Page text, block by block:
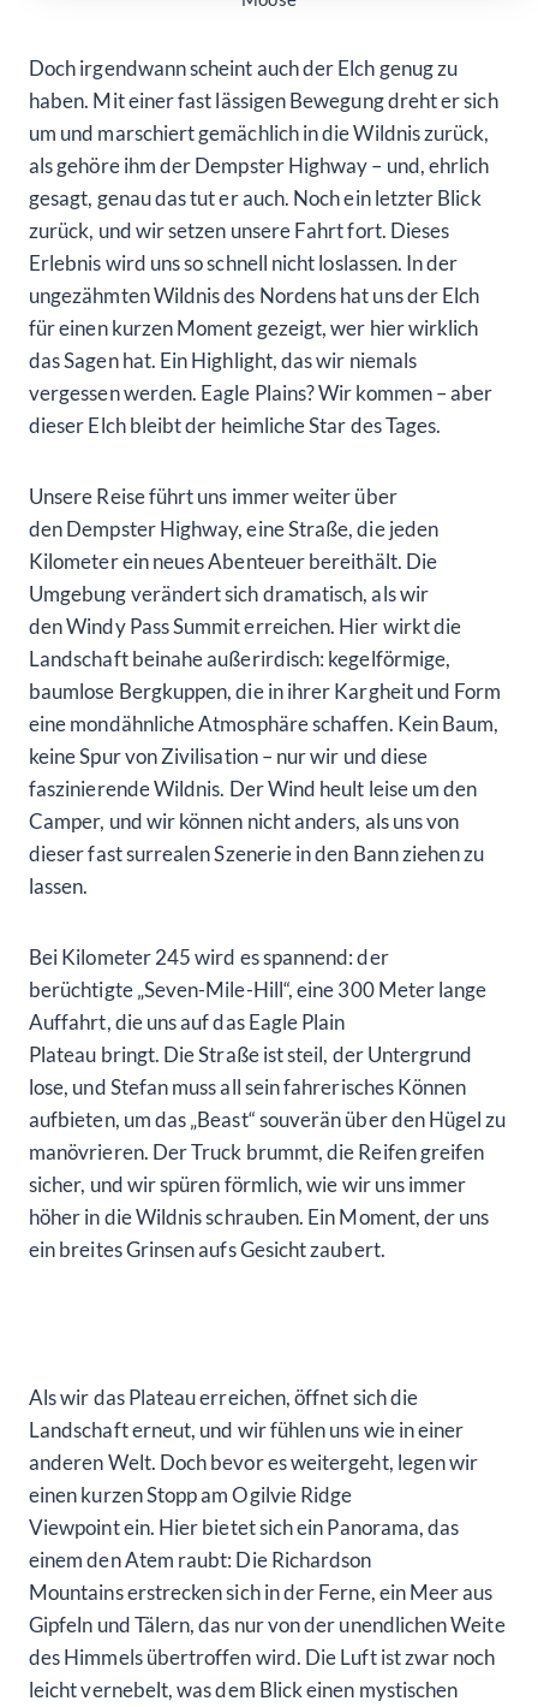
Doch irgendwann scheint auch der Elch genug zu
haben. Mit einer fast lässigen Bewegung dreht er sich
um und marschiert gemächlich in die Wildnis zurück,
als gehöre ihm der Dempster Highway – und, ehrlich
gesagt, genau das tut er auch. Noch ein letzter Blick
zurück, und wir setzen unsere Fahrt fort. Dieses
Erlebnis wird uns so schnell nicht loslassen. In der
ungezähmten Wildnis des Nordens hat uns der Elch
für einen kurzen Moment gezeigt, wer hier wirklich
das Sagen hat. Ein Highlight, das wir niemals
vergessen werden. Eagle Plains? Wir kommen – aber
dieser Elch bleibt der heimliche Star des Tages.
Unsere Reise führt uns immer weiter über
den Dempster Highway, eine Straße, die jeden
Kilometer ein neues Abenteuer bereithält. Die
Umgebung verändert sich dramatisch, als wir
den Windy Pass Summit erreichen. Hier wirkt die
Landschaft beinahe außerirdisch: kegelförmige,
baumlose Bergkuppen, die in ihrer Kargheit und Form
eine mondähnliche Atmosphäre schaffen. Kein Baum,
keine Spur von Zivilisation – nur wir und diese
faszinierende Wildnis. Der Wind heult leise um den
Camper, und wir können nicht anders, als uns von
dieser fast surrealen Szenerie in den Bann ziehen zu
lassen.
Bei Kilometer 245 wird es spannend: der
berüchtigte „Seven-Mile-Hill“, eine 300 Meter lange
Auffahrt, die uns auf das Eagle Plain
Plateau bringt. Die Straße ist steil, der Untergrund
lose, und Stefan muss all sein fahrerisches Können
aufbieten, um das „Beast“ souverän über den Hügel zu
manövrieren. Der Truck brummt, die Reifen greifen
sicher, und wir spüren förmlich, wie wir uns immer
höher in die Wildnis schrauben. Ein Moment, der uns
ein breites Grinsen aufs Gesicht zaubert.
Als wir das Plateau erreichen, öffnet sich die
Landschaft erneut, und wir fühlen uns wie in einer
anderen Welt. Doch bevor es weitergeht, legen wir
einen kurzen Stopp am Ogilvie Ridge
Viewpoint ein. Hier bietet sich ein Panorama, das
einem den Atem raubt: Die Richardson
Mountains erstrecken sich in der Ferne, ein Meer aus
Gipfeln und Tälern, das nur von der unendlichen Weite
des Himmels übertroffen wird. Die Luft ist zwar noch
leicht vernebelt, was dem Blick einen mystischen